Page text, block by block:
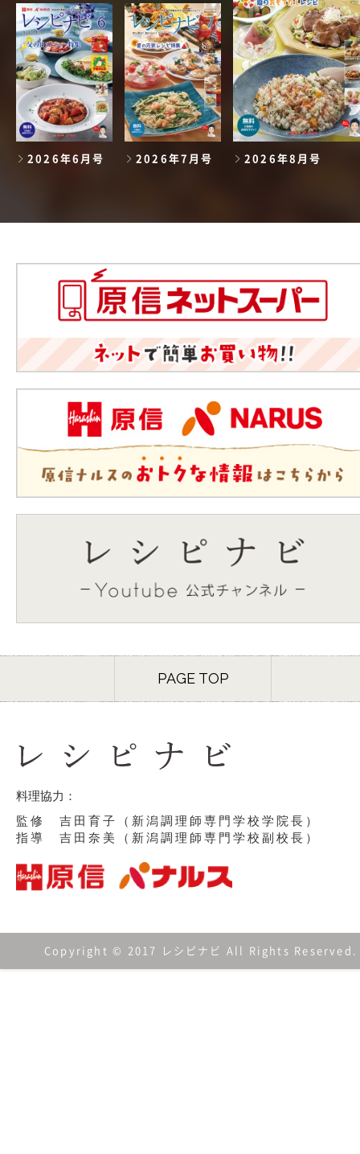
2026年6月号 2026年7月号 2026年8月号
PAGE TOP
料理協力：
監修 吉田育子（新潟調理師専門学校学院長）
指導 吉田奈美（新潟調理師専門学校副校長）
Copyright © 2017 レシピナビ All Rights Reserved.